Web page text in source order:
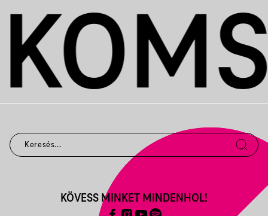
KÖVESS MINKET MINDENHOL!